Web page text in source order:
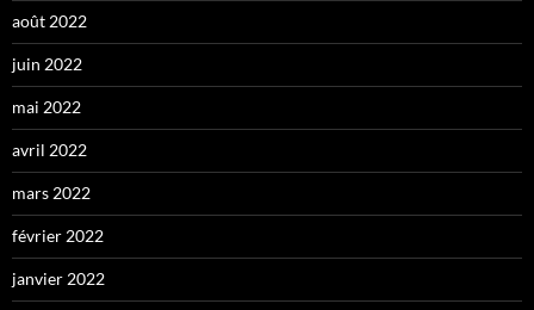
août 2022
juin 2022
mai 2022
avril 2022
mars 2022
février 2022
janvier 2022